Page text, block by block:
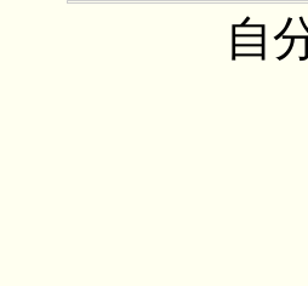
自